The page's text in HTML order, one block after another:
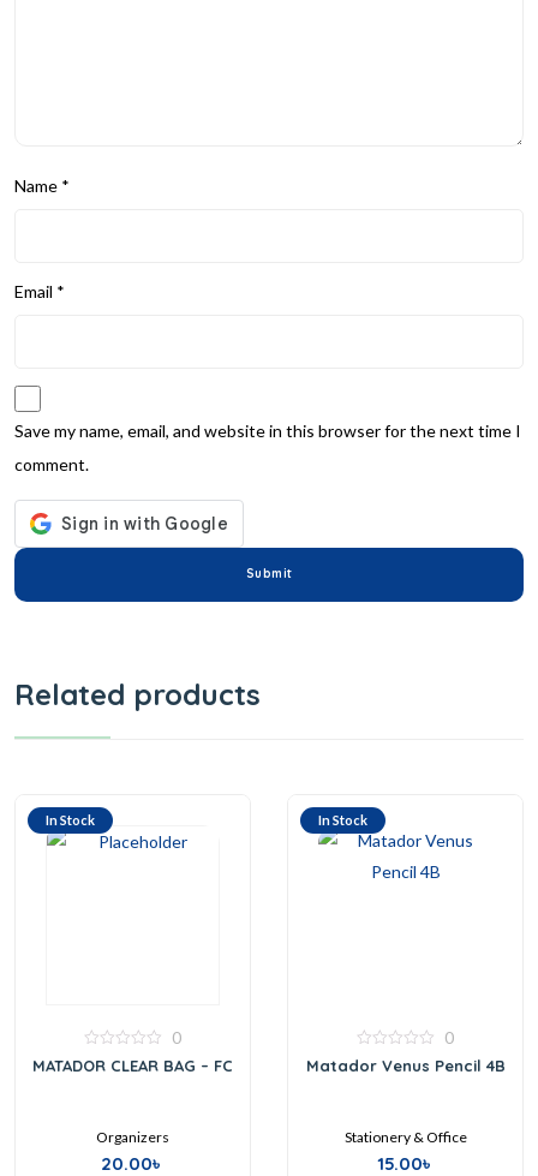
Name *
Email *
Save my name, email, and website in this browser for the next time I
comment.
Related products
In Stock
0
out
0
MATADOR CLEAR BAG – FC
Organizers
20.00৳
In Stock
0
out
0
Matador Venus Pencil 4B
Stationery & Office
15.00৳